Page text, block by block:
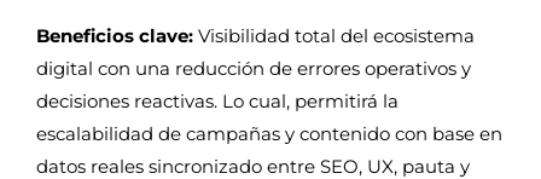
Beneficios clave: Visibilidad total del ecosistema
digital con una reducción de errores operativos y
decisiones reactivas. Lo cual, permitirá la
escalabilidad de campañas y contenido con base en
datos reales sincronizado entre SEO, UX, pauta y